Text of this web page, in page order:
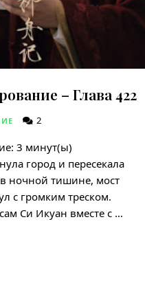
– Глава 422
2
3 минут(ы)
город и пересекала
ночной тишине, мост
с громким треском.
Си Икуан вместе с …